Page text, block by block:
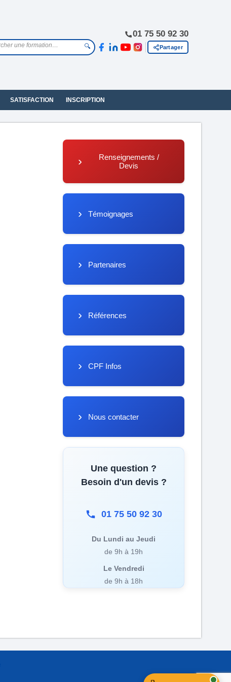
01 75 50 92 30
🔍 Partager
SATISFACTION INSCRIPTION
Renseignements /
Devis
Témoignages
Partenaires
Références
CPF Infos
Nous contacter
Une question ?
Besoin d'un devis ?
01 75 50 92 30
Du Lundi au Jeudi
de 9h à 19h
Le Vendredi
de 9h à 18h